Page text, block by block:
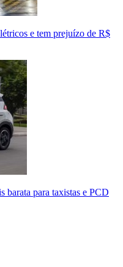
e tem prejuízo de R$
para taxistas e PCD